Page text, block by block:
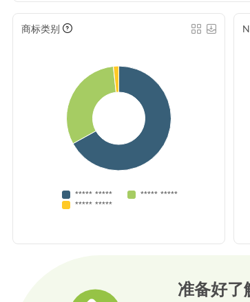
商标类别
***** *****
***** *****
***** *****
准备好了